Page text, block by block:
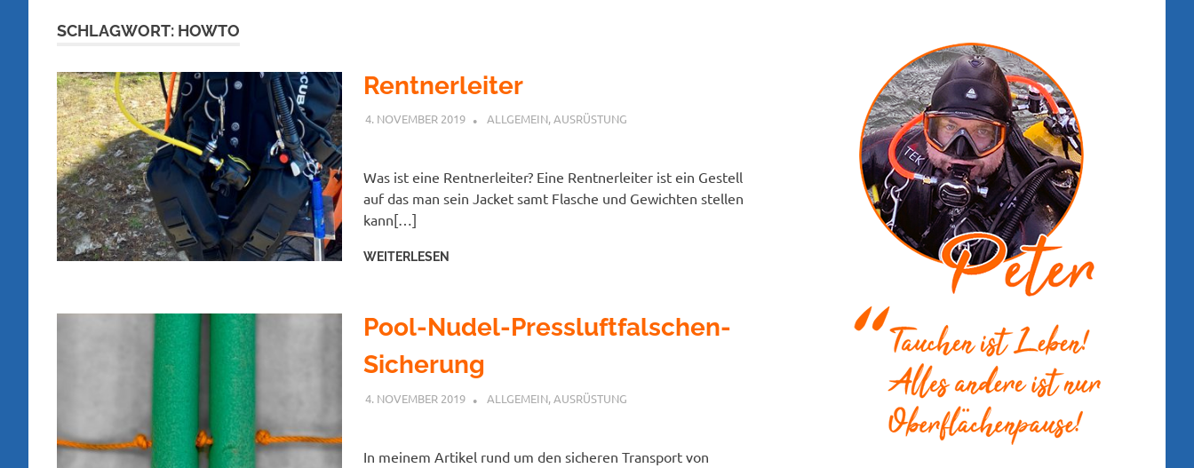
SCHLAGWORT: HOWTO
Rentnerleiter
4. NOVEMBER 2019 PETER
ALLGEMEIN,AUSRÜSTUNG
Was ist eine Rentnerleiter? Eine Rentnerleiter ist ein Gestell
auf das man sein Jacket samt Flasche und Gewichten stellen
kann[…]
WEITERLESEN
Pool-Nudel-Pressluftfalschen-
Sicherung
4. NOVEMBER 2019 PETER
ALLGEMEIN,AUSRÜSTUNG
In meinem Artikel rund um den sicheren Transport von